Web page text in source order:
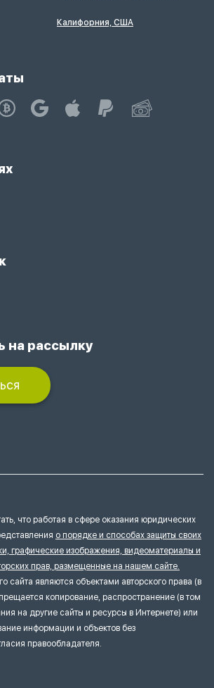
Калифорния, США
на рассылку
что работая в сфере оказания юридических
о порядке и способах защиты своих
графические изображения, видеоматериалы и
прав, размещенные на нашем сайте.
сайта являются объектами авторского права (в
копирование, распространение (в том
на другие сайты и ресурсы в Интернете) или
информации и объектов без
правообладателя.